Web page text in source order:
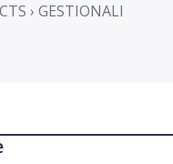
› GESTIONALI